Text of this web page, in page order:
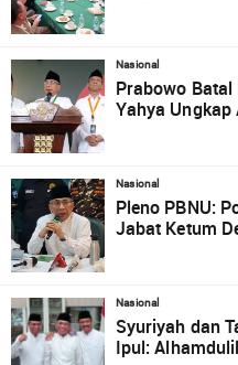
Nasional
Prabowo Batal
Yahya Ungkap
Nasional
Pleno PBNU:
Jabat Ketum
Nasional
Syuriyah dan
Ipul: